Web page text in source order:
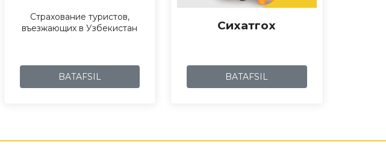
Страхование туристов,
въезжающих в Узбекистан
BATAFSIL
Сихатгох
BATAFSIL